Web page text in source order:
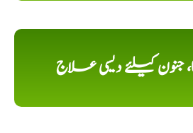
جنون کیلئے دیسی علاج